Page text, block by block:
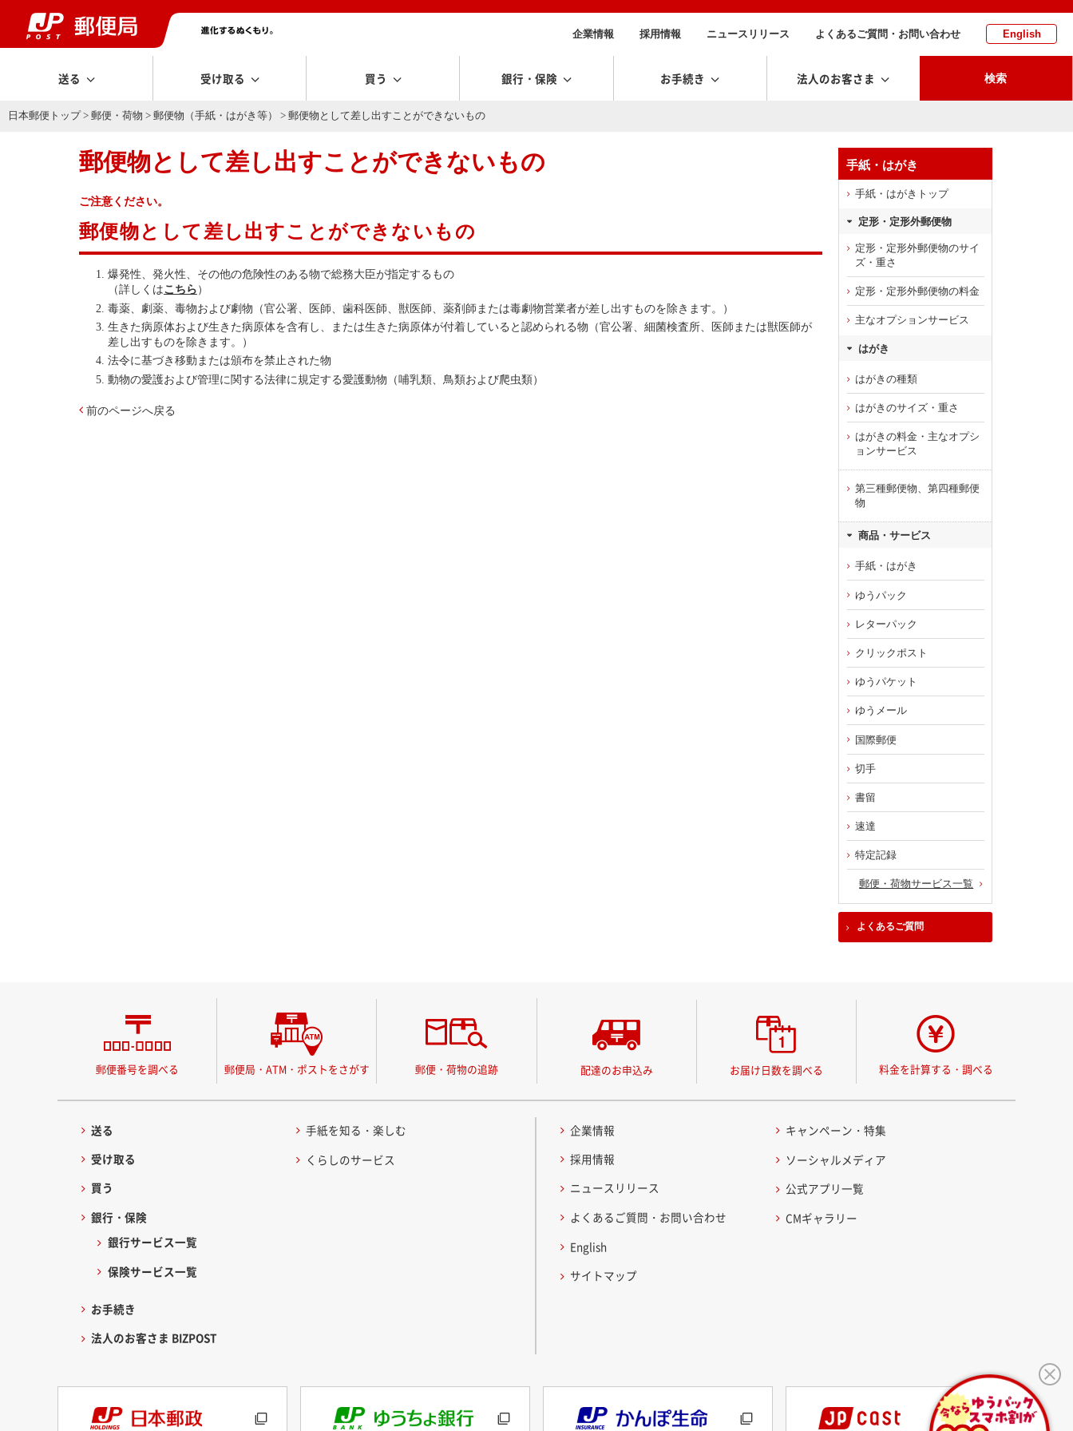
企業情報 採用情報 ニュースリリース よくあるご質問・お問い合わせ English
送る 受け取る 買う 銀行・保険 お手続き 法人のお客さま 検索
日本郵便トップ>郵便・荷物 >郵便物（手紙・はがき等） > 郵便物として差し出すことができないもの
郵便物として差し出すことができないもの
ご注意ください。
郵便物として差し出すことができないもの
爆発性、発火性、その他の危険性のある物で総務大臣が指定するもの
（詳しくはこちら）
毒薬、劇薬、毒物および劇物（官公署、医師、歯科医師、獣医師、薬剤師または毒劇物営業者が差し出すものを除きます。）
生きた病原体および生きた病原体を含有し、または生きた病原体が付着していると認められる物（官公署、細菌検査所、医師または獣医師が
差し出すものを除きます。）
法令に基づき移動または頒布を禁止された物
動物の愛護および管理に関する法律に規定する愛護動物（哺乳類、鳥類および爬虫類）
前のページへ戻る
手紙・はがき
手紙・はがきトップ
定形・定形外郵便物
定形・定形外郵便物のサイ
ズ・重さ
定形・定形外郵便物の料金
主なオプションサービス
はがき
はがきの種類
はがきのサイズ・重さ
はがきの料金・主なオプシ
ョンサービス
第三種郵便物、第四種郵便
物
商品・サービス
手紙・はがき
ゆうパック
レターパック
クリックポスト
ゆうパケット
ゆうメール
国際郵便
切手
書留
速達
特定記録
郵便・荷物サービス一覧
よくあるご質問
郵便番号を調べる 郵便局・ATM・ポストをさがす 郵便・荷物の追跡 配達のお申込み お届け日数を調べる 料金を計算する・調べる
送る
受け取る
買う
銀行・保険
銀行サービス一覧
保険サービス一覧
お手続き
法人のお客さま BIZPOST
手紙を知る・楽しむ
くらしのサービス
企業情報
採用情報
ニュースリリース
よくあるご質問・お問い合わせ
English
サイトマップ
キャンペーン・特集
ソーシャルメディア
公式アプリ一覧
CMギャラリー